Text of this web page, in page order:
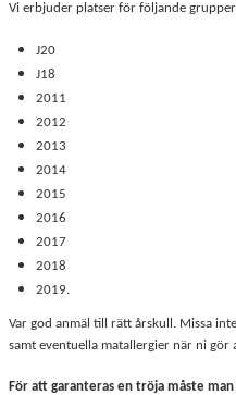
Vi erbjuder platser för följande
J20
J18
2011
2012
2013
2014
2015
2016
2017
2018
2019.
Var god anmäl till rätt årskull. Missa
samt eventuella matallergier när ni gör
För att garanteras en tröja måste